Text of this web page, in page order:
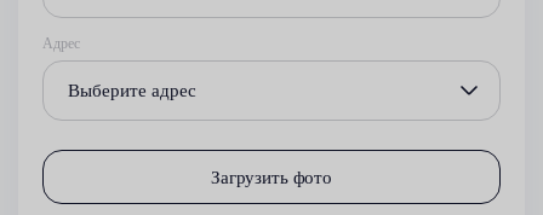
Адрес
Выберите адрес
Загрузить фото